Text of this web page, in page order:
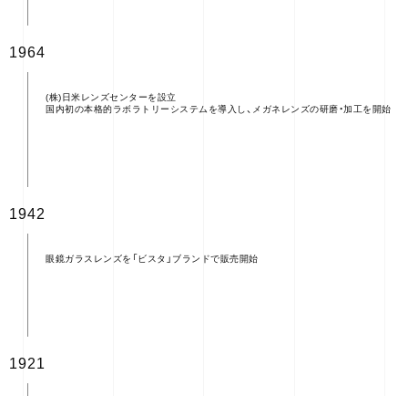
1964
(株)日米レンズセンターを設立
国内初の本格的ラボラトリーシステムを導入し、メガネレンズの研磨・加工を開始
1942
眼鏡ガラスレンズを「ビスタ」ブランドで販売開始
1921